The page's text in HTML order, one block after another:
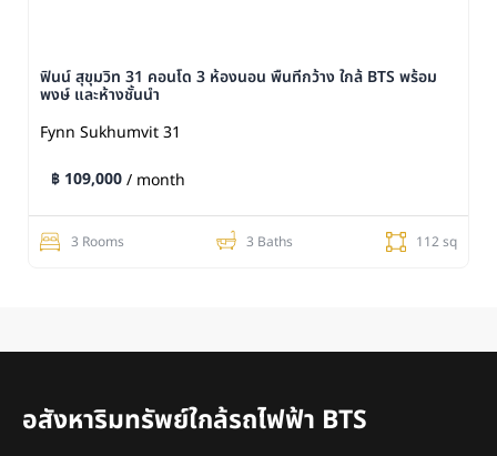
ฟินน์ สุขุมวิท 31 คอนโด 3 ห้องนอน พื้นที่กว้าง ใกล้ BTS พร้อม
พงษ์ และห้างชั้นนำ
Fynn Sukhumvit 31
฿ 109,000/ month
3 Rooms 3 Baths 112 sq
อสังหาริมทรัพย์ใกล้รถไฟฟ้า BTS